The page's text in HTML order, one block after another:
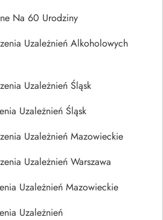
Na 60 Urodziny
Uzależnień Alkoholowych
Uzależnień Śląsk
Uzależnień Śląsk
Uzależnień Mazowieckie
Uzależnień Warszawa
Uzależnień Mazowieckie
Uzależnień